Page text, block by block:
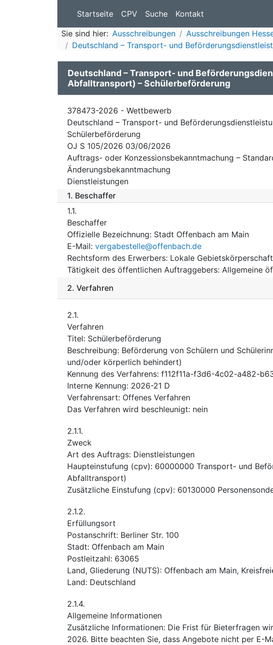
Startseite CPV Suche Kontakt
Sie sind hier: Ausschreibungen Ausschreibungen
Deutschland – Transport- und
Deutschland – Transport- und
Abfalltransport) – Schülerbeförderung
378473-2026 - Wettbewerb
Deutschland – Transport- und
Schülerbeförderung
OJ S 105/2026 03/06/2026
Auftrags- oder Konzessionsbekanntmachung –
Änderungsbekanntmachung
Dienstleistungen
1. Beschaffer
1.1.
Beschaffer
Offizielle Bezeichnung: Stadt Offenbach am Main
E-Mail: vergabestelle@offenbach.de
Rechtsform des Erwerbers: Lokale Gebietskörperschaft
Tätigkeit des öffentlichen Auftraggebers: Allgemeine
2. Verfahren
2.1.
Verfahren
Titel: Schülerbeförderung
Beschreibung: Beförderung von Schülern und
und/oder körperlich behindert)
Kennung des Verfahrens: f112f11a-f3d6-4c02-a482-
Interne Kennung: 2026-21 D
Verfahrensart: Offenes Verfahren
Das Verfahren wird beschleunigt: nein
2.1.1.
Zweck
Art des Auftrags: Dienstleistungen
Haupteinstufung (cpv): 60000000 Transport- und
Abfalltransport)
Zusätzliche Einstufung (cpv): 60130000
2.1.2.
Erfüllungsort
Postanschrift: Berliner Str. 100
Stadt: Offenbach am Main
Postleitzahl: 63065
Land, Gliederung (NUTS): Offenbach am Main,
Land: Deutschland
2.1.4.
Allgemeine Informationen
Zusätzliche Informationen: Die Frist für Bieterfragen
2026. Bitte beachten Sie, dass Angebote nicht per E-